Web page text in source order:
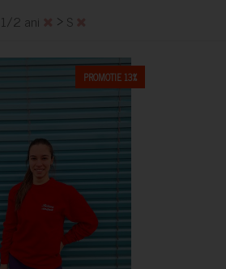
1/2 ani > S
PROMOTIE 13%
CUMPARA